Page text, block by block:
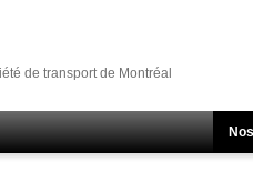
de transport de Montréal